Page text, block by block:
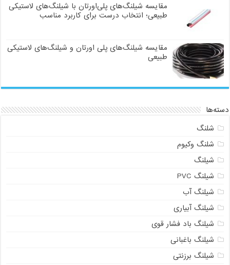
مقایسه شیلنگ‌های پلی‌اورتان با شیلنگ‌های لاستیکی
طبیعی؛ انتخاب درست برای کاربرد مناسب
مقایسه شیلنگ‌های پلی اورتان و شیلنگ‌های لاستیکی
طبیعی
دسته‌ها
شلنگ
شلنگ وکیوم
شیلنگ
شیلنگ PVC
شیلنگ آب
شیلنگ آبیاری
شیلنگ باد فشار قوی
شیلنگ باغبانی
شیلنگ برزنتی